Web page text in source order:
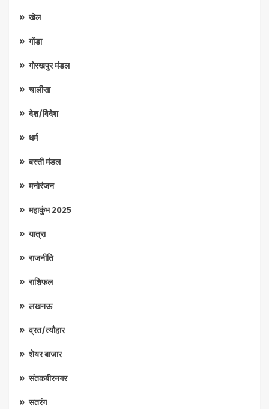
खेल
गोंडा
गोरखपुर मंडल
चालीसा
देश/विदेश
धर्म
बस्ती मंडल
मनोरंजन
महाकुंभ 2025
यात्रा
राजनीति
राशिफल
लखनऊ
व्रत/त्यौहार
शेयर बाजार
संतकबीरनगर
सतरंग